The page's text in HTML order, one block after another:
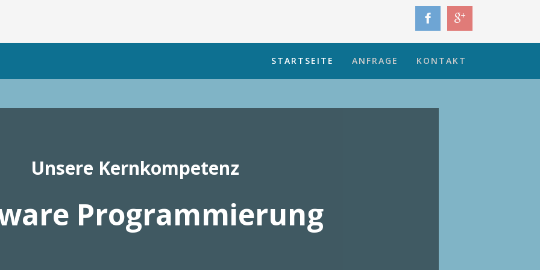
STARTSEITE ANFRAGE KONTAKT
Unsere Kernkompetenz
Programmierung